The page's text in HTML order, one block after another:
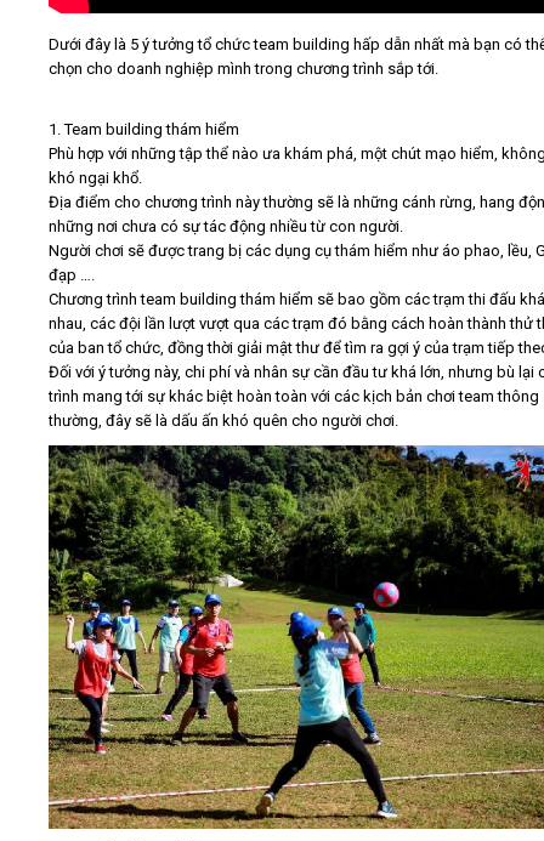
Dưới đây là 5 ý tưởng tổ chức team building hấp dẫn nhất mà bạn có
chọn cho doanh nghiệp mình trong chương trình sắp tới.
1. Team building thám hiểm
Phù hợp với những tập thể nào ưa khám phá, một chút mạo hiểm,
khó ngại khổ.
Địa điểm cho chương trình này thường sẽ là những cánh rừng, hang
những nơi chưa có sự tác động nhiều từ con người.
Người chơi sẽ được trang bị các dụng cụ thám hiểm như áo phao, lều,
đạp ….
Chương trình team building thám hiểm sẽ bao gồm các trạm thi đấu
nhau, các đội lần lượt vượt qua các trạm đó bằng cách hoàn thành thử
của ban tổ chức, đồng thời giải mật thư để tìm ra gợi ý của trạm tiếp
Đối với ý tưởng này, chi phí và nhân sự cần đầu tư khá lớn, nhưng bù lại
trình mang tới sự khác biệt hoàn toàn với các kịch bản chơi team thông
thường, đây sẽ là dấu ấn khó quên cho người chơi.